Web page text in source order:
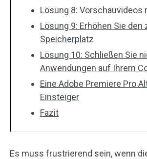
Lösung 8: Vorschauvideos
Lösung 9: Erhöhen Sie den
Speicherplatz
Lösung 10: Schließen Sie
Anwendungen auf Ihrem
Eine Adobe Premiere Pro
Einsteiger
Fazit
Es muss frustrierend sein, wenn